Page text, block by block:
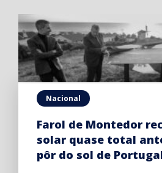
Nacional
Farol de Montedor
solar quase total
pôr do sol de